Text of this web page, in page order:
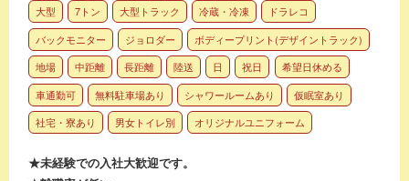
大型 7トン 大型トラック 冷蔵・冷凍
ドラレコ
バックモニター
ジョロダー
ボディープリント(デザイントラック)
地場
中距離 長距離 陸送 日 祝日
希望日休める
車通勤可
無料駐車場あり シャワールームあり
仮眠室あり
社宅・寮あり
男女トイレ別 オリジナルユニフォーム
★未経験での入社大歓迎です。